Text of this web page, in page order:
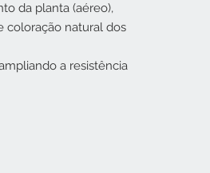
da planta (aéreo),
coloração natural dos
a resistência